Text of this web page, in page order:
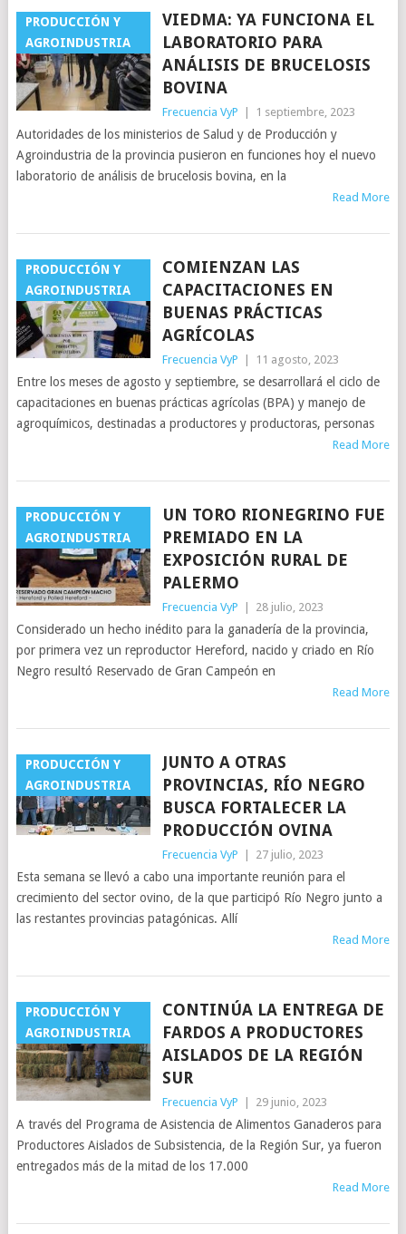
PRODUCCIÓN Y
AGROINDUSTRIA
VIEDMA: YA FUNCIONA EL
LABORATORIO PARA
ANÁLISIS DE BRUCELOSIS
BOVINA
Frecuencia VyP 1 septiembre, 2023
Autoridades de los ministerios de Salud y de Producción y
Agroindustria de la provincia pusieron en funciones hoy el nuevo
laboratorio de análisis de brucelosis bovina, en la
Read More
PRODUCCIÓN Y
AGROINDUSTRIA
COMIENZAN LAS
CAPACITACIONES EN
BUENAS PRÁCTICAS
AGRÍCOLAS
Frecuencia VyP 11 agosto, 2023
Entre los meses de agosto y septiembre, se desarrollará el ciclo de
capacitaciones en buenas prácticas agrícolas (BPA) y manejo de
agroquímicos, destinadas a productores y productoras, personas
Read More
PRODUCCIÓN Y
AGROINDUSTRIA
UN TORO RIONEGRINO FUE
PREMIADO EN LA
EXPOSICIÓN RURAL DE
PALERMO
Frecuencia VyP 28 julio, 2023
Considerado un hecho inédito para la ganadería de la provincia,
por primera vez un reproductor Hereford, nacido y criado en Río
Negro resultó Reservado de Gran Campeón en
Read More
PRODUCCIÓN Y
AGROINDUSTRIA
JUNTO A OTRAS
PROVINCIAS, RÍO NEGRO
BUSCA FORTALECER LA
PRODUCCIÓN OVINA
Frecuencia VyP 27 julio, 2023
Esta semana se llevó a cabo una importante reunión para el
crecimiento del sector ovino, de la que participó Río Negro junto a
las restantes provincias patagónicas. Allí
Read More
PRODUCCIÓN Y
AGROINDUSTRIA
CONTINÚA LA ENTREGA DE
FARDOS A PRODUCTORES
AISLADOS DE LA REGIÓN
SUR
Frecuencia VyP 29 junio, 2023
A través del Programa de Asistencia de Alimentos Ganaderos para
Productores Aislados de Subsistencia, de la Región Sur, ya fueron
entregados más de la mitad de los 17.000
Read More